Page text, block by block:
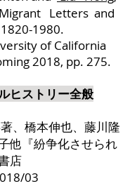
Letters and
1820-1980.
of California
2018, pp. 275.
ヒストリー全般
、橋本伸也、藤川隆
他『紛争化させられ
店
03